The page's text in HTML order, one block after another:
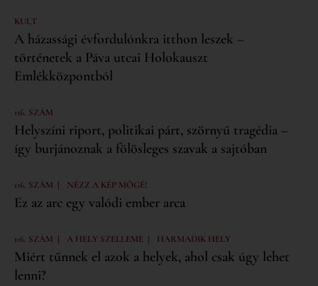
KULT
A házassági évfordulónkra itthon leszek –
történetek a Páva utcai Holokauszt
Emlékközpontból
116. SZÁM
Helyszíni riport, politikai párt, szörnyű tragédia –
így burjánoznak a fölösleges szavak a sajtóban
116. SZÁM | NÉZZ A KÉP MÖGÉ!
Ez az arc egy valódi ember arca
116. SZÁM | A HELY SZELLEME | HARMADIK HELY
Miért tűnnek el azok a helyek, ahol csak úgy lehet
lenni?